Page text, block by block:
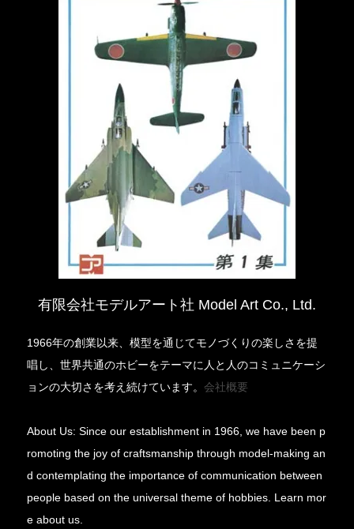
有限会社モデルアート社 Model Art Co., Ltd.
1966年の創業以来、模型を通じてモノづくりの楽しさを提
唱し、世界共通のホビーをテーマに人と人のコミュニケーシ
ョンの大切さを考え続けています。会社概要
About Us: Since our establishment in 1966, we have been p
romoting the joy of craftsmanship through model-making an
d contemplating the importance of communication between
people based on the universal theme of hobbies. Learn mor
e about us.